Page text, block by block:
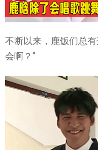
不断以来，鹿饭们总
会啊？”